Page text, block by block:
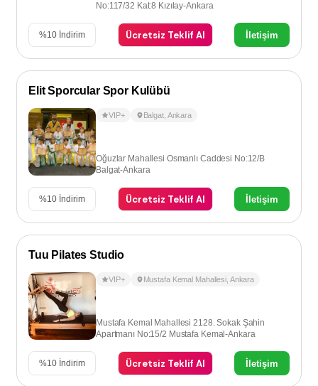
No:117/32 Kat:8 Kızılay-Ankara
%10 İndirim Ücretsiz Teklif Al İletişim
Elit Sporcular Spor Kulübü
VIP+ Balgat, Ankara
Oğuzlar Mahallesi Osmanlı Caddesi No:12/B
Balgat-Ankara
%10 İndirim Ücretsiz Teklif Al İletişim
Tuu Pilates Studio
VIP+ Mustafa Kemal Mahallesi Ankara
Mustafa Kemal Mahallesi 2128. Sokak Şahin
Apartmanı No:15/2 Mustafa Kemal-Ankara
%10 İndirim Ücretsiz Teklif Al İletişim